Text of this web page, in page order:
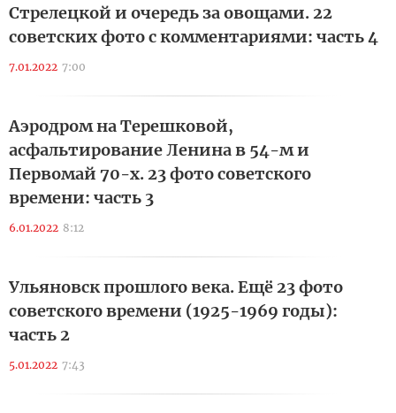
Стрелецкой и очередь за овощами. 22
советских фото с комментариями: часть 4
7.01.2022 7:00
Аэродром на Терешковой,
асфальтирование Ленина в 54-м и
Первомай 70-х. 23 фото советского
времени: часть 3
6.01.2022 8:12
Ульяновск прошлого века. Ещё 23 фото
советского времени (1925-1969 годы):
часть 2
5.01.2022 7:43